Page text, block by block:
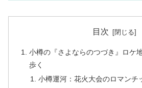
目次
小樽の『さよならのつづき』ロケ
歩く
小樽運河：花火大会のロマンチ